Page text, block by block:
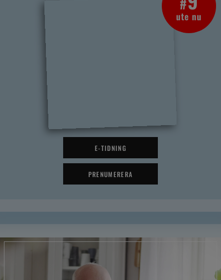
ute nu
E-TIDNING
PRENUMERERA